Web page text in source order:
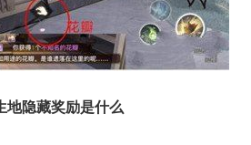
地隐藏奖励是什么